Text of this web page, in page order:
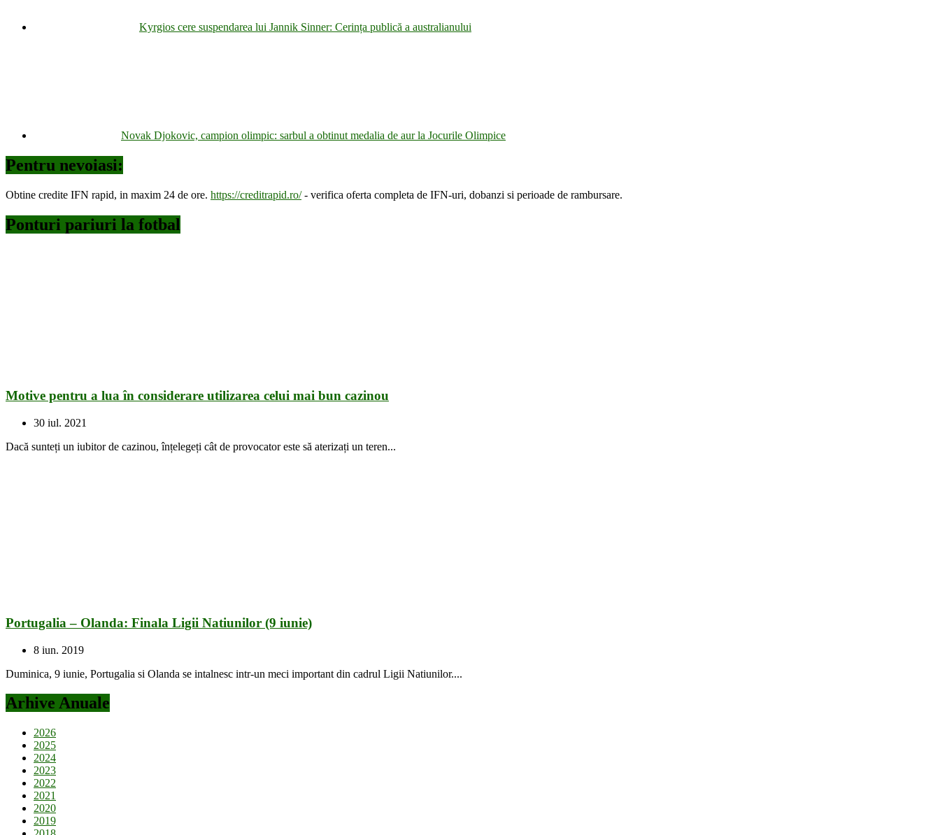
Kyrgios cere suspendarea lui Jannik Sinner: Cerința publică a australianului
Novak Djokovic, campion olimpic: sarbul a obtinut medalia de aur la Jocurile Olimpice
Pentru nevoiasi:
Obtine credite IFN rapid, in maxim 24 de ore. https://creditrapid.ro/- verifica oferta completa de IFN-uri, dobanzi si perioade de rambursare.
Ponturi pariuri la fotbal
Motive pentru a lua în considerare utilizarea celui mai bun cazinou
30 iul. 2021
Dacă sunteți un iubitor de cazinou, înțelegeți cât de provocator este să aterizați un teren...
Portugalia – Olanda: Finala Ligii Natiunilor (9 iunie)
8 iun. 2019
Duminica, 9 iunie, Portugalia si Olanda se intalnesc intr-un meci important din cadrul Ligii Natiunilor....
Arhive Anuale
2026
2025
2024
2023
2022
2021
2020
2019